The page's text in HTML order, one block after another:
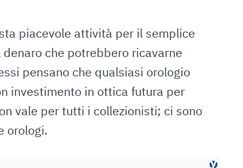
piacevole attività per il semplice
che potrebbero ricavarne
pensano che qualsiasi orologio
investimento in ottica futura per
vale per tutti i collezionisti; ci sono
orologi.